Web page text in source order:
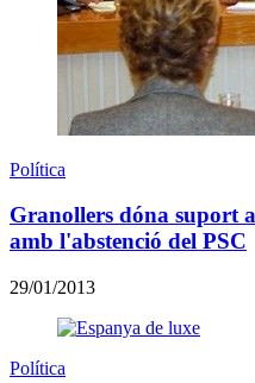
Política
Granollers dóna suport
amb l'abstenció del PSC
29/01/2013
Política